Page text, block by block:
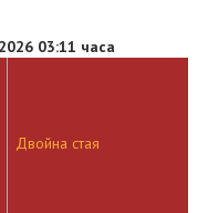
03:11 часа
Двойна стая